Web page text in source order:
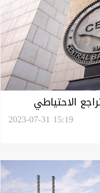
الاحتياطي
غياب الإرادة
2023-07-31 15:19